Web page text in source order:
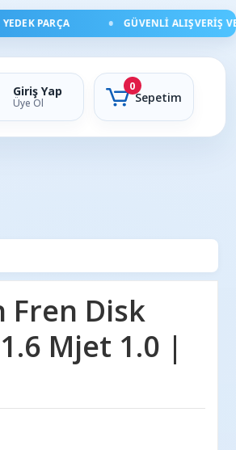
PARÇA GÜVENLI ALIŞVERIŞ VE
Giriş Yap
Üye Ol
0
Sepetim
Fren Disk
Mjet 1.0 |